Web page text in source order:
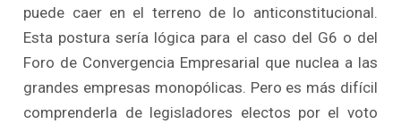
puede caer en el terreno de lo anticonstitucional.
Esta postura sería lógica para el caso del G6 o del
Foro de Convergencia Empresarial que nuclea a las
grandes empresas monopólicas. Pero es más difícil
comprenderla de legisladores electos por el voto